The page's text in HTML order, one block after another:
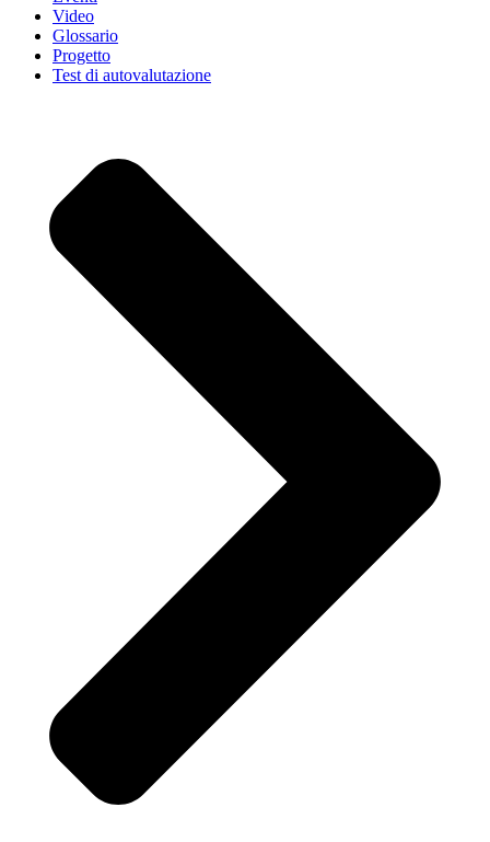
Video
Glossario
Progetto
Test di autovalutazione